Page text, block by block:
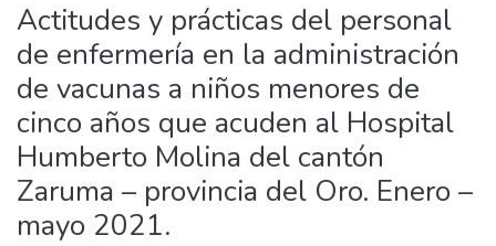
Actitudes y prácticas del personal
de enfermería en la administración
de vacunas a niños menores de
cinco años que acuden al Hospital
Humberto Molina del cantón
Zaruma – provincia del Oro. Enero –
mayo 2021.